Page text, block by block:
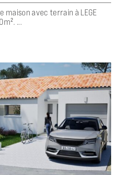
maison avec terrain à LEGE
...